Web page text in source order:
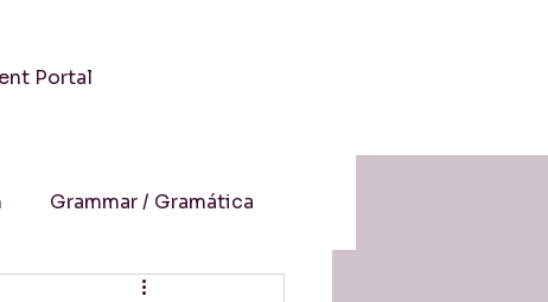
Portal
Grammar / Gramática